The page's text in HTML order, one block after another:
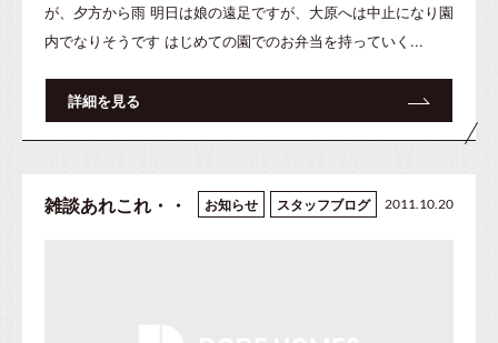
が、夕方から雨 明日は娘の遠足ですが、大原へは中止になり園
内でなりそうです はじめての園でのお弁当を持っていく...
詳細を見る
雑談あれこれ・・ お知らせ スタッフブログ 2011.10.20